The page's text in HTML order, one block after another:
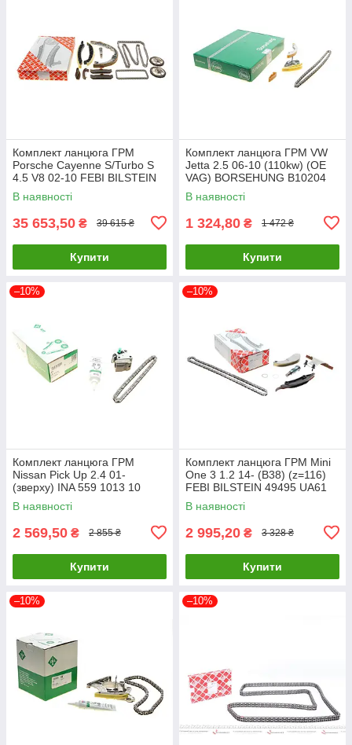
Комплект ланцюга ГРМ
Porsche Cayenne S/Turbo S
4.5 V8 02-10 FEBI BILSTEIN
171515 UA61
В наявності
35 653,50 ₴ 39 615 ₴
Купити
Комплект ланцюга ГРМ VW
Jetta 2.5 06-10 (110kw) (OE
VAG) BORSEHUNG B10204
UA61
В наявності
1 324,80 ₴ 1 472 ₴
Купити
–10%
Комплект ланцюга ГРМ
Nissan Pick Up 2.4 01-
(зверху) INA 559 1013 10
UA61
В наявності
2 569,50 ₴ 2 855 ₴
Купити
–10%
Комплект ланцюга ГРМ Mini
One 3 1.2 14- (B38) (z=116)
FEBI BILSTEIN 49495 UA61
В наявності
2 995,20 ₴ 3 328 ₴
Купити
–10% –10%